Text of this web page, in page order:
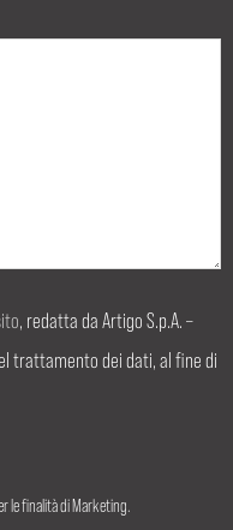
, redatta da Artigo S.p.A. –
trattamento dei dati, al fine di
le finalità di Marketing.